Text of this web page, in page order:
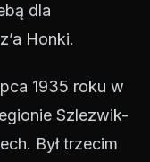
dla
Honki.
1935 roku w
Szlezwik-
Był trzecim